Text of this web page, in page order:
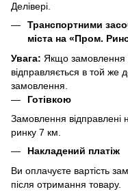
Делівері.
Транспортними
міста на «Пром.
Увага: Якщо замовлення
відправляється в той же
замовлення.
Готівкою
Замовлення
ринку 7 км.
Накладений платіж
Ви оплачуєте вартість
після отримання товару.